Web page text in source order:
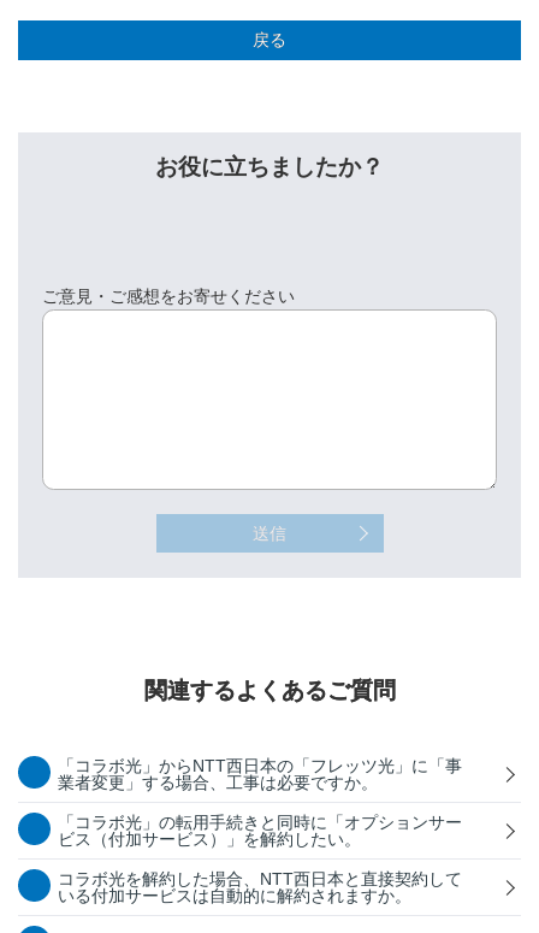
戻る
お役に立ちましたか？
ご意見・ご感想をお寄せください
送信
関連するよくあるご質問
「コラボ光」からNTT西日本の「フレッツ光」に「事
業者変更」する場合、工事は必要ですか。
「コラボ光」の転用手続きと同時に「オプションサー
ビス（付加サービス）」を解約したい。
コラボ光を解約した場合、NTT西日本と直接契約して
いる付加サービスは自動的に解約されますか。